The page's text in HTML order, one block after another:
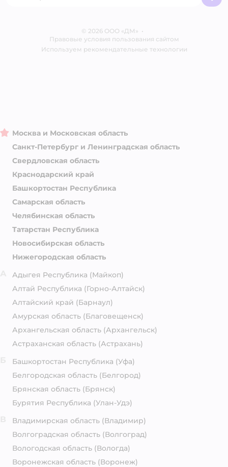
Блог
© 2026 ООО «ДМ» •
Правовые условия пользования сайтом
Используем рекомендательные технологии
Москва и Московская область
Санкт-Петербург и Ленинградская область
Свердловская область
Краснодарский край
Башкортостан Республика
Самарская область
Челябинская область
Татарстан Республика
Новосибирская область
Нижегородская область
Адыгея Республика (Майкоп)
Алтай Республика (Горно-Алтайск)
Алтайский край (Барнаул)
Амурская область (Благовещенск)
Архангельская область (Архангельск)
Астраханская область (Астрахань)
Башкортостан Республика (Уфа)
Белгородская область (Белгород)
Брянская область (Брянск)
Бурятия Республика (Улан-Удэ)
Владимирская область (Владимир)
Волгоградская область (Волгоград)
Вологодская область (Вологда)
Воронежская область (Воронеж)